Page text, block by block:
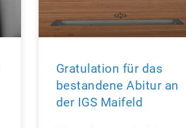
Gratulation für das
bestandene Abitur an
der IGS Maifeld